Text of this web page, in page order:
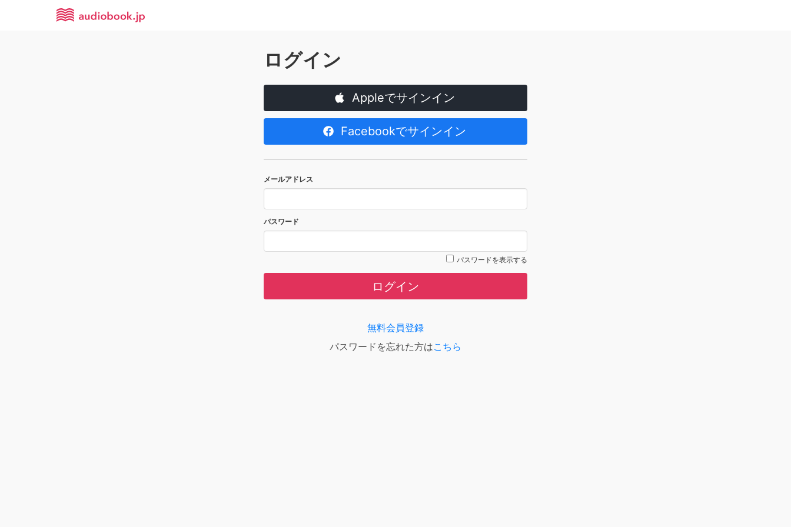
ログイン
Appleでサインイン
Facebookでサインイン
メールアドレス
パスワード
パスワードを表示する
ログイン
無料会員登録
パスワードを忘れた方はこちら